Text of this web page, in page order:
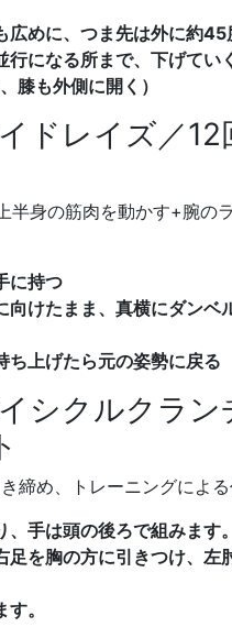
広めに、つま先は外に約45
行になる所まで、下げていく
膝も外側に開く）
ドレイズ／12
半身の筋肉を動かす+腕の
に持つ
向けたまま、真横にダンベ
ち上げたら元の姿勢に戻る
シクルクラン
締め、トレーニングによ
、手は頭の後ろで組みます。
足を胸の方に引きつけ、左
。